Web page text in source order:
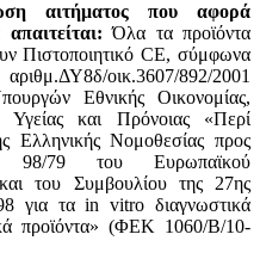
αιτήματος που αφορά
Όλα τα προϊόντα
Πιστοποιητικό CE, σύμφωνα
οικ.3607/892/2001
Εθνικής Οικονομίας,
Υγείας και Πρόνοιας «Περί
Ελληνικής Νομοθεσίας προς
98/79 του Ευρωπαϊκού
του Συμβουλίου της 27ης
για τα in vitro διαγνωστικά
προϊόντα» (ΦΕΚ 1060/Β/10-